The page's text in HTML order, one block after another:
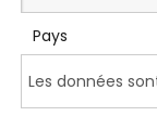
Pays